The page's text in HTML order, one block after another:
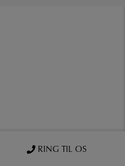
RING TIL OS